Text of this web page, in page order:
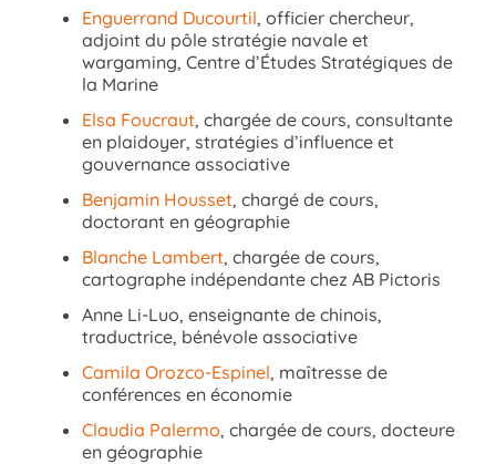
Enguerrand Ducourtil, officier chercheur,
adjoint du pôle stratégie navale et
wargaming, Centre d’Études Stratégiques de
la Marine
Elsa Foucraut, chargée de cours, consultante
en plaidoyer, stratégies d’influence et
gouvernance associative
Benjamin Housset, chargé de cours,
doctorant en géographie
Blanche Lambert, chargée de cours,
cartographe indépendante chez AB Pictoris
Anne Li-Luo, enseignante de chinois,
traductrice, bénévole associative
Camila Orozco-Espinel, maîtresse de
conférences en économie
Claudia Palermo, chargée de cours, docteure
en géographie